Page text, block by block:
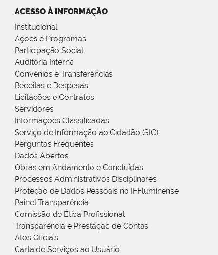
ACESSO À INFORMAÇÃO
Institucional
Ações e Programas
Participação Social
Auditoria Interna
Convênios e Transferências
Receitas e Despesas
Licitações e Contratos
Servidores
Informações Classificadas
Serviço de Informação ao Cidadão (SIC)
Perguntas Frequentes
Dados Abertos
Obras em Andamento e Concluídas
Processos Administrativos Disciplinares
Proteção de Dados Pessoais no IFFluminense
Painel Transparência
Comissão de Ética Profissional
Transparência e Prestação de Contas
Atos Oficiais
Carta de Serviços ao Usuário